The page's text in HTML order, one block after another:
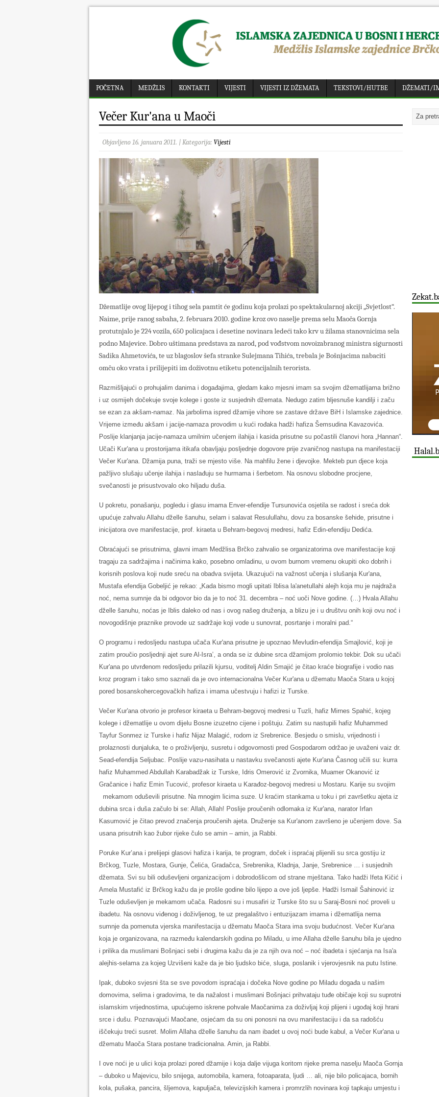
POČETNA MEDŽLIS KONTAKTI VIJESTI VIJESTI IZ DŽEMATA TEKSTOVI/HUTBE DŽEMATI/
Večer Kur'ana u Maoči
Objavljeno 16. januara 2011. | Kategorija: Vijesti
Džematlije ovog lijepog i tihog sela pamtit će godinu koja prolazi po spektakularnoj akciji „Svjetlost“.
Naime, prije ranog sabaha, 2. februara 2010. godine kroz ovo naselje prema selu Maoča Gornja
protutnjalo je 224 vozila, 650 policajaca i desetine novinara ledeći tako krv u žilama stanovnicima sela
podno Majevice. Dobro uštimana predstava za narod, pod vođstvom novoizabranog ministra sigurnosti
Sadika Ahmetovića, te uz blagoslov šefa stranke Sulejmana Tihića, trebala je Bošnjacima nabaciti
omču oko vrata i prilijepiti im doživotnu etiketu potencijalnih terorista.
Razmišljajući o prohujalim danima i događajima, gledam kako mjesni imam sa svojim džematlijama brižno
i uz osmijeh dočekuje svoje kolege i goste iz susjednih džemata. Nedugo zatim bljesnuše kandilji i začu
se ezan za akšam-namaz. Na jarbolima ispred džamije vihore se zastave države BiH i Islamske zajednice.
Vrijeme između akšam i jacije-namaza provodim u kući rođaka hadži hafiza Šemsudina Kavazovića.
Poslije klanjanja jacije-namaza umilnim učenjem ilahija i kasida prisutne su počastili članovi hora „Hannan“.
Učači Kur'ana u prostorijama itikafa obavljaju posljednje dogovore prije zvaničnog nastupa na manifestaciji
Večer Kur'ana. Džamija puna, traži se mjesto više. Na mahfilu žene i djevojke. Mekteb pun djece koja
pažljivo slušaju učenje ilahija i naslađuju se hurmama i šerbetom. Na osnovu slobodne procjene,
svečanosti je prisustvovalo oko hiljadu duša.
U pokretu, ponašanju, pogledu i glasu imama Enver-efendije Tursunovića osjetila se radost i sreća dok
upućuje zahvalu Allahu dželle šanuhu, selam i salavat Resulullahu, dovu za bosanske šehide, prisutne i
inicijatora ove manifestacije, prof. kiraeta u Behram-begovoj medresi, hafiz Edin-efendiju Dedića.
Obraćajući se prisutnima, glavni imam Medžlisa Brčko zahvalio se organizatorima ove manifestacije koji
tragaju za sadržajima i načinima kako, posebno omladinu, u ovom burnom vremenu okupiti oko dobrih i
korisnih poslova koji nude sreću na obadva svijeta. Ukazujući na važnost učenja i slušanja Kur'ana,
Mustafa efendija Gobeljić je rekao: „Kada bismo mogli upitati Iblisa la'anetullahi alejh koja mu je najdraža
noć, nema sumnje da bi odgovor bio da je to noć 31. decembra – noć uoči Nove godine. (…) Hvala Allahu
dželle šanuhu, noćas je Iblis daleko od nas i ovog našeg druženja, a blizu je i u društvu onih koji ovu noć i
novogodišnje praznike provode uz sadržaje koji vode u sunovrat, posrtanje i moralni pad.“
O programu i redosljedu nastupa učača Kur'ana prisutne je upoznao Mevludin-efendija Smajlović, koji je
zatim proučio posljednji ajet sure Al-Isra’, a onda se iz dubine srca džamijom prolomio tekbir. Dok su učači
Kur'ana po utvrđenom redosljedu prilazili kjursu, voditelj Aldin Smajić je čitao kraće biografije i vodio nas
kroz program i tako smo saznali da je ovo internacionalna Večer Kur'ana u džematu Maoča Stara u kojoj
pored bosanskohercegovačkih hafiza i imama učestvuju i hafizi iz Turske.
Večer Kur'ana otvorio je profesor kiraeta u Behram-begovoj medresi u Tuzli, hafiz Mirnes Spahić, kojeg
kolege i džematlije u ovom dijelu Bosne izuzetno cijene i poštuju. Zatim su nastupili hafiz Muhammed
Tayfur Sonmez iz Turske i hafiz Nijaz Malagić, rodom iz Srebrenice. Besjedu o smislu, vrijednosti i
prolaznosti dunjaluka, te o proživljenju, susretu i odgovornosti pred Gospodarom održao je uvaženi vaiz dr.
Sead-efendija Seljubac. Poslije vazu-nasihata u nastavku svečanosti ajete Kur'ana Časnog učili su: kurra
hafiz Muhammed Abdullah Karabadžak iz Turske, Idris Omerović iz Zvornika, Muamer Okanović iz
Gračanice i hafiz Emin Tucović, profesor kiraeta u Karađoz-begovoj medresi u Mostaru. Karije su svojim
mekamom oduševili prisutne. Na mnogim licima suze. U kraćim stankama u toku i pri završetku ajeta iz
dubina srca i duša začulo bi se: Allah, Allah! Poslije proučenih odlomaka iz Kur'ana, narator Irfan
Kasumović je čitao prevod značenja proučenih ajeta. Druženje sa Kur'anom završeno je učenjem dove. Sa
usana prisutnih kao žubor rijeke čulo se amin – amin, ja Rabbi.
Poruke Kur’ana i prelijepi glasovi hafiza i karija, te program, doček i ispraćaj plijenili su srca gostiju iz
Brčkog, Tuzle, Mostara, Gunje, Čelića, Gradačca, Srebrenika, Kladnja, Janje, Srebrenice … i susjednih
džemata. Svi su bili oduševljeni organizacijom i dobrodošlicom od strane mještana. Tako hadži Ifeta Kičić i
Amela Mustafić iz Brčkog kažu da je prošle godine bilo lijepo a ove još ljepše. Hadži Ismail Šahinović iz
Tuzle oduševljen je mekamom učača. Radosni su i musafiri iz Turske što su u Saraj-Bosni noć proveli u
ibadetu. Na osnovu viđenog i doživljenog, te uz pregalaštvo i entuzijazam imama i džematlija nema
sumnje da pomenuta vjerska manifestacija u džematu Maoča Stara ima svoju budućnost. Večer Kur'ana
koja je organizovana, na razmeđu kalendarskih godina po Miladu, u ime Allaha dželle šanuhu bila je ujedno
i prilika da muslimani Bošnjaci sebi i drugima kažu da je za njih ova noć – noć ibadeta i sjećanja na Isa'a
alejhis-selama za kojeg Uzvišeni kaže da je bio ljudsko biće, sluga, poslanik i vjerovjesnik na putu Istine.
Ipak, duboko svjesni šta se sve povodom ispraćaja i dočeka Nove godine po Miladu događa u našim
domovima, selima i gradovima, te da nažalost i muslimani Bošnjaci prihvataju tuđe običaje koji su suprotni
islamskim vrijednostima, upućujemo iskrene pohvale Maočanima za doživljaj koji plijeni i ugođaj koji hrani
srce i dušu. Poznavajući Maočane, osjećam da su oni ponosni na ovu manifestaciju i da sa radošću
iščekuju treći susret. Molim Allaha dželle šanuhu da nam ibadet u ovoj noći bude kabul, a Večer Kur'ana u
džematu Maoča Stara postane tradicionalna. Amin, ja Rabbi.
I ove noći je u ulici koja prolazi pored džamije i koja dalje vijuga koritom rijeke prema naselju Maoča Gornja
– duboko u Majevicu, bilo snijega, automobila, kamera, fotoaparata, ljudi … ali, nije bilo policajaca, bornih
kola, pušaka, pancira, šljemova, kapuljača, televizijskih kamera i promrzlih novinara koji tapkaju umjestu i